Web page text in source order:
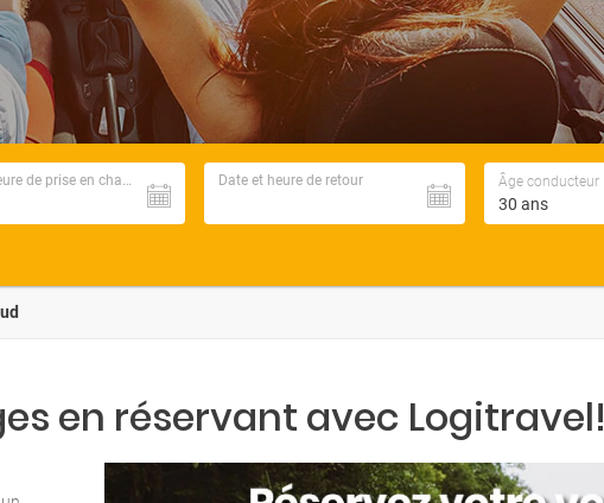
Date et heure de prise en charge Date et heure de retour Âge conducteur
30 ans
en réservant avec Logitravel!